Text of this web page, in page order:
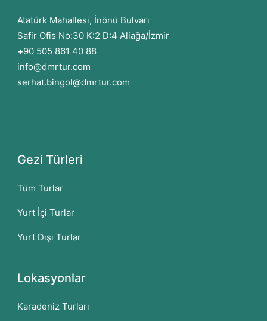
Atatürk Mahallesi, İnönü Bulvarı
Safir Ofis No:30 K:2 D:4 Aliağa/İzmir
+90 505 861 40 88
info@dmrtur.com
serhat.bingol@dmrtur.com
Gezi Türleri
Tüm Turlar
Yurt İçi Turlar
Yurt Dışı Turlar
Lokasyonlar
Karadeniz Turları